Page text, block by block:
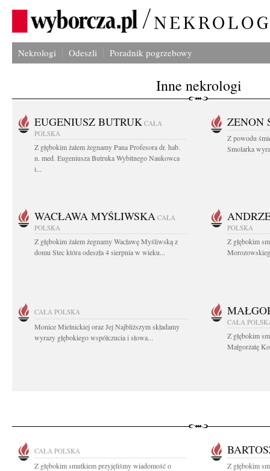
Nekrologi Odeszli Poradnik pogrzebowy
Inne nekrologi
EUGENIUSZ BUTRUK CAŁA
POLSKA
Z głębokim żalem żegnamy Pana Profesora dr. hab.
n. med. Eugeniusza Butruka Wybitnego Naukowca
i...
ZENON
Z powodu
Smolarka
WACŁAWA MYŚLIWSKA CAŁA
POLSKA
Z głębokim żalem żegnamy Wacławę Myśliwską z
domu Stec która odeszła 4 sierpnia w wieku...
POLSKA
Z głębokim
CAŁA POLSKA
Monice Mielnickiej oraz Jej Najbliższym składamy
wyrazy głębokiego współczucia i słowa...
CAŁA
Z głębokim
Małgorzatę
CAŁA POLSKA
Z głębokim smutkiem przyjęliśmy wiadomość o
Z głębokim